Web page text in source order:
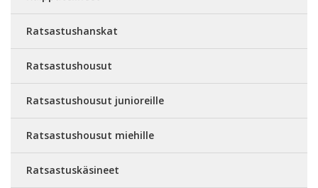
Ratsastushanskat
Ratsastushousut
Ratsastushousut junioreille
Ratsastushousut miehille
Ratsastuskäsineet